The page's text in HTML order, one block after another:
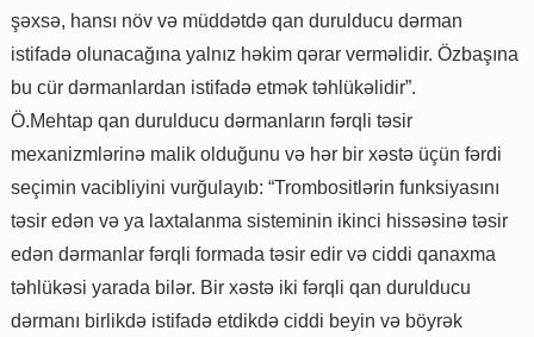
şəxsə, hansı növ və müddətdə qan durulducu dərman
istifadə olunacağına yalnız həkim qərar verməlidir. Özbaşına
bu cür dərmanlardan istifadə etmək təhlükəlidir”.
Ö.Mehtap qan durulducu dərmanların fərqli təsir
mexanizmlərinə malik olduğunu və hər bir xəstə üçün fərdi
seçimin vacibliyini vurğulayıb: “Trombositlərin funksiyasını
təsir edən və ya laxtalanma sisteminin ikinci hissəsinə təsir
edən dərmanlar fərqli formada təsir edir və ciddi qanaxma
təhlükəsi yarada bilər. Bir xəstə iki fərqli qan durulducu
dərmanı birlikdə istifadə etdikdə ciddi beyin və böyrək